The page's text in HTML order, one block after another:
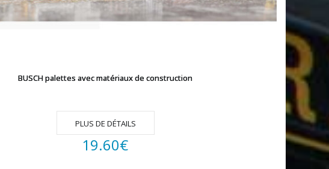
BUSCH palettes avec matériaux de construction
PLUS DE DÉTAILS
19.60€